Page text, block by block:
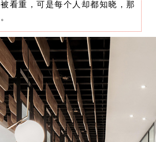
看重，可是每个人却都知晓，那